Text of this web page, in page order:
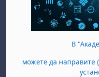
В
можете да направите